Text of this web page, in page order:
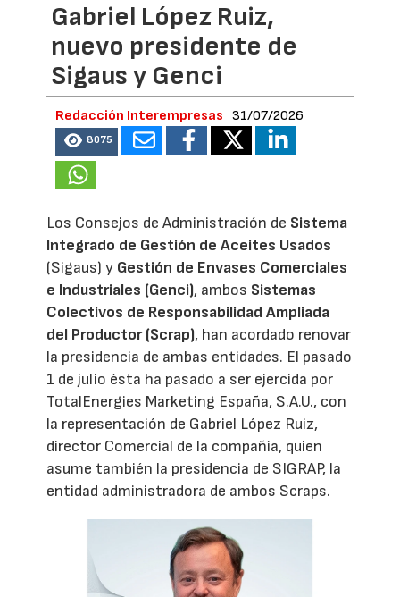
Gabriel López Ruiz,
nuevo presidente de
Sigaus y Genci
Redacción Interempresas 31/07/2026
8075
Los Consejos de Administración de Sistema
Integrado de Gestión de Aceites Usados
(Sigaus) y Gestión de Envases Comerciales
e Industriales (Genci), ambos Sistemas
Colectivos de Responsabilidad Ampliada
del Productor (Scrap), han acordado renovar
la presidencia de ambas entidades. El pasado
1 de julio ésta ha pasado a ser ejercida por
TotalEnergies Marketing España, S.A.U., con
la representación de Gabriel López Ruiz,
director Comercial de la compañía, quien
asume también la presidencia de SIGRAP, la
entidad administradora de ambos Scraps.